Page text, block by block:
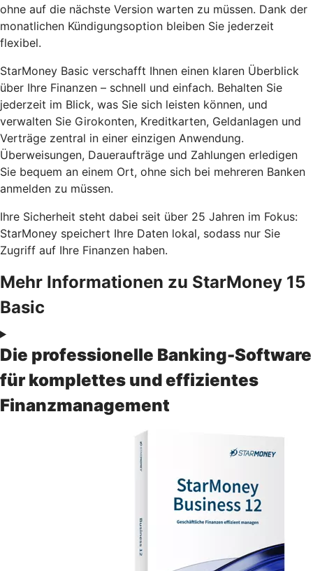
ohne auf die nächste Version warten zu müssen. Dank der
monatlichen Kündigungsoption bleiben Sie jederzeit
flexibel.
StarMoney Basic verschafft Ihnen einen klaren Überblick
über Ihre Finanzen – schnell und einfach. Behalten Sie
jederzeit im Blick, was Sie sich leisten können, und
verwalten Sie Girokonten, Kreditkarten, Geldanlagen und
Verträge zentral in einer einzigen Anwendung.
Überweisungen, Daueraufträge und Zahlungen erledigen
Sie bequem an einem Ort, ohne sich bei mehreren Banken
anmelden zu müssen.
Ihre Sicherheit steht dabei seit über 25 Jahren im Fokus:
StarMoney speichert Ihre Daten lokal, sodass nur Sie
Zugriff auf Ihre Finanzen haben.
Mehr Informationen zu StarMoney 15
Basic
Die professionelle Banking-Software
für komplettes und effizientes
Finanzmanagement